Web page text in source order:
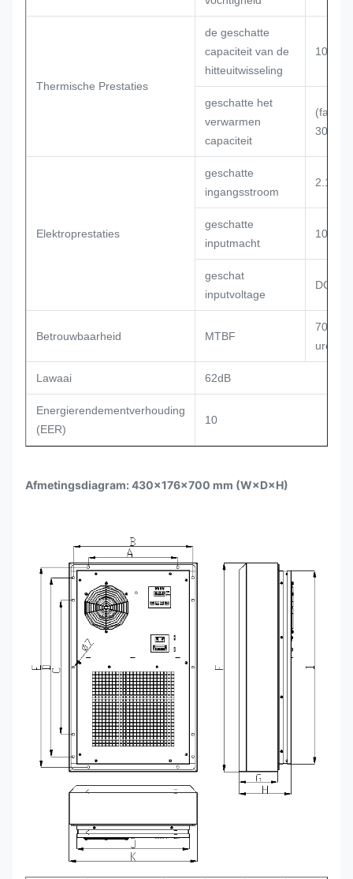
Thermische Prestaties
de geschatte
capaciteit van de
hitteuitwisseling
100W/
geschatte het
verwarmen
capaciteit
300/
Elektroprestaties
geschatte
ingangsstroom
2.1A
geschatte
inputmacht
100W
geschat
inputvoltage
DC48V
Betrouwbaarheid MTBF
70000
uren
Lawaai 62dB
Energierendementverhouding
(EER)
10
Afmetingsdiagram: 430×176×700 mm (W×D×H)